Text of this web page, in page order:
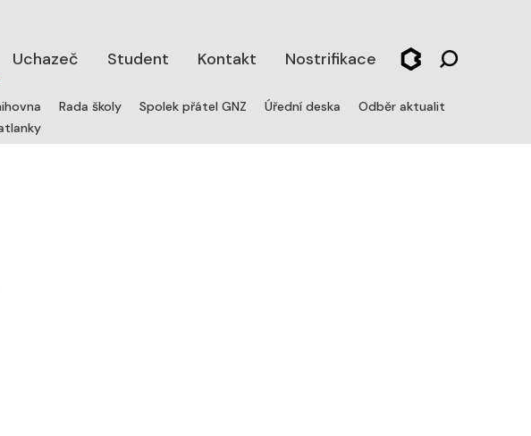
Uchazeč Student Kontakt Nostrifikace
Rada školy Spolek přátel GNZ Úřední deska
Odběr aktualit